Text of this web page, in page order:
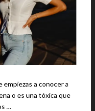
a conocer a
o es una tóxica que
…